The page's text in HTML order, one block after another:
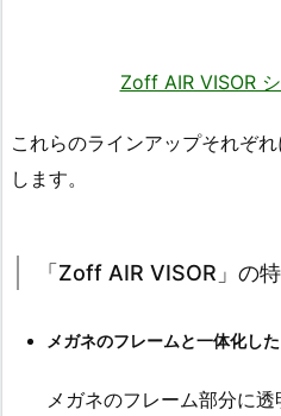
Zoff AIR VISOR
これらのラインアップそれぞ
します。
「Zoff AIR VISOR」の
メガネのフレームと一体化し
メガネのフレーム部分に